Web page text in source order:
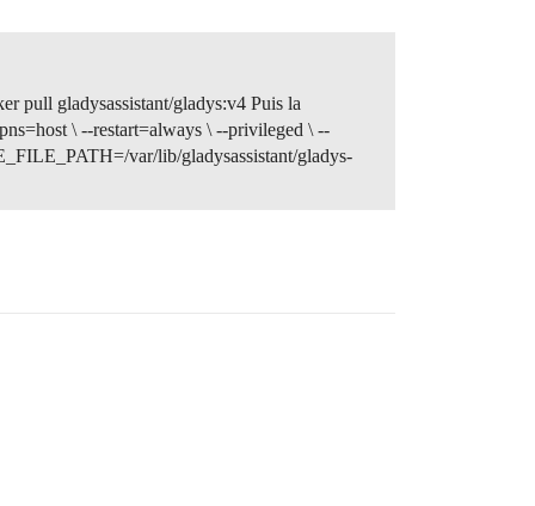
pull gladysassistant/gladys:v4 Puis la
\ --restart=always \ --privileged \ --
var/lib/gladysassistant/gladys-